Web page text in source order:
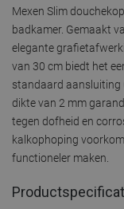
Mexen Slim
badkamer. Gemaakt
elegante
van 30 cm biedt het
standaard aansluiting
dikte van 2 mm
tegen dofheid en
kalkophoping
functioneler maken.